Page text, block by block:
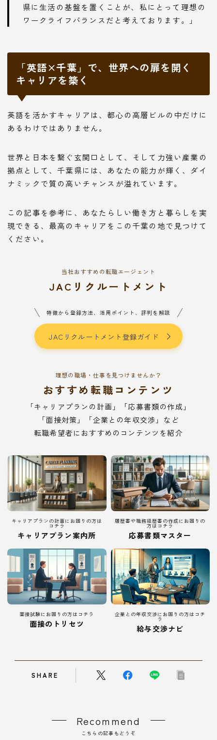
県に生活の基盤を置くことが、私にとって理想の
ワークライフバランスだと考えております。」
「英語×千葉」で、世界への扉を開く
キャリアを築く
英語を活かすキャリアは、都心の高層ビルの中だけに
あるわけではありません。
世界と日本を繋ぐ玄関口として、そして力強い産業の
拠点として、千葉県には、あなたの能力が輝く、ダイ
ナミックで質の高いチャンスが溢れています。
この記事を参考に、あなたらしい働き方と暮らしを実
現できる、最高のキャリアをこの千葉の地で見つけて
ください。
当社おすすめの転職エージェント
JACリクルートメント
特徴から登録方法、活用ポイント、評判を解説
JACリクルートメント登録ガイド
理想の職場・仕事を見つけませんか？
おすすめ転職コンテンツ
「キャリアプランの計画」「応募書類の作成」
「面接対策」「企業との年収交渉」など
転職希望者におすすめのコンテンツを紹介
キャリアプランの計画にお困りの方は
コチラ
キャリアプラン案内所
履歴書や職務経歴書の作成にお困りの
方はコチラ
応募書類マスター
面接試験にお困りの方はコチラ
面接のトリセツ
企業との年収交渉にお困りの方はコチ
ラ
給与交渉ナビ
SHARE
Recommend
こちらの記事もどうぞ